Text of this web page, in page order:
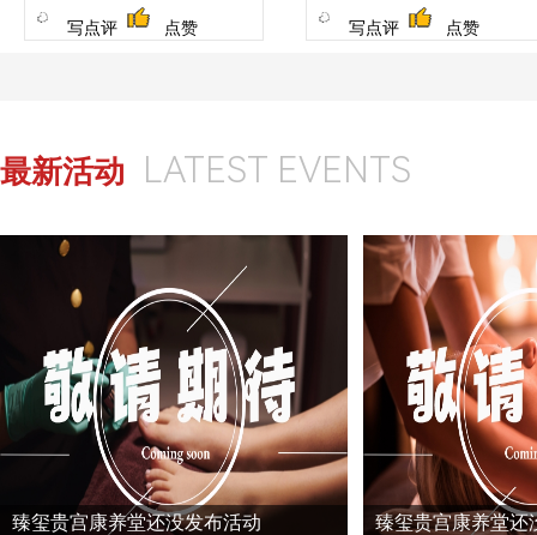
写点评 点赞 写点评 点赞
最新活动 LATEST EVENTS
臻玺贵宫康养堂还没发布活动 臻玺贵宫康养堂还